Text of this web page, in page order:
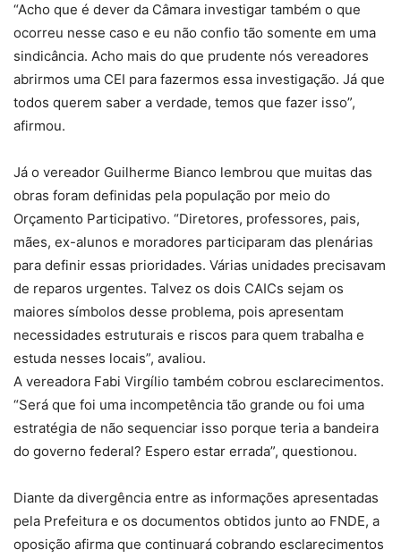
“Acho que é dever da Câmara investigar também o que
ocorreu nesse caso e eu não confio tão somente em uma
sindicância. Acho mais do que prudente nós vereadores
abrirmos uma CEI para fazermos essa investigação. Já que
todos querem saber a verdade, temos que fazer isso”,
afirmou.
Já o vereador Guilherme Bianco lembrou que muitas das
obras foram definidas pela população por meio do
Orçamento Participativo. “Diretores, professores, pais,
mães, ex-alunos e moradores participaram das plenárias
para definir essas prioridades. Várias unidades precisavam
de reparos urgentes. Talvez os dois CAICs sejam os
maiores símbolos desse problema, pois apresentam
necessidades estruturais e riscos para quem trabalha e
estuda nesses locais”, avaliou.
A vereadora Fabi Virgílio também cobrou esclarecimentos.
“Será que foi uma incompetência tão grande ou foi uma
estratégia de não sequenciar isso porque teria a bandeira
do governo federal? Espero estar errada”, questionou.
Diante da divergência entre as informações apresentadas
pela Prefeitura e os documentos obtidos junto ao FNDE, a
oposição afirma que continuará cobrando esclarecimentos